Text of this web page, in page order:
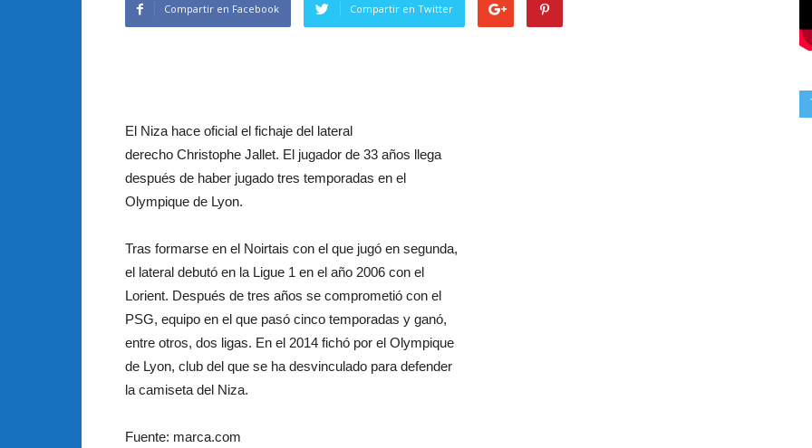
Compartir en Facebook Compartir en Twitter
El Niza hace oficial el fichaje del lateral
derecho Christophe Jallet. El jugador de 33 años llega
después de haber jugado tres temporadas en el
Olympique de Lyon.
Tras formarse en el Noirtais con el que jugó en segunda,
el lateral debutó en la Ligue 1 en el año 2006 con el
Lorient. Después de tres años se comprometió con el
PSG, equipo en el que pasó cinco temporadas y ganó,
entre otros, dos ligas. En el 2014 fichó por el Olympique
de Lyon, club del que se ha desvinculado para defender
la camiseta del Niza.
Fuente: marca.com